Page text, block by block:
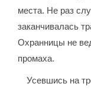
места. Не раз
заканчивалась
Охранницы не
промаха.
Усевшись на